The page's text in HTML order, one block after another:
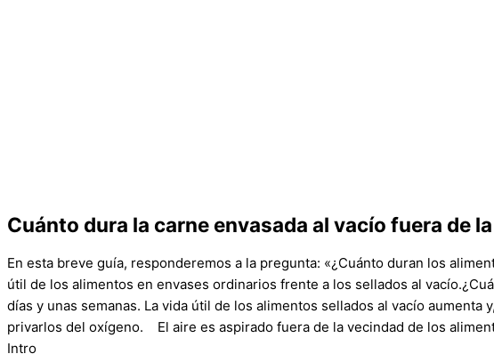
Cuánto dura la carne envasada al vacío fuera de
En esta breve guía, responderemos a la pregunta: «¿Cuánto duran los
útil de los alimentos en envases ordinarios frente a los sellados al
días y unas semanas. La vida útil de los alimentos sellados al vacío
privarlos del oxígeno. El aire es aspirado fuera de la vecindad de los
Intro